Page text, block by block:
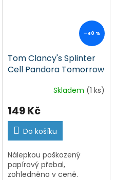
–40 %
Tom Clancy's Splinter
Cell Pandora Tomorrow
Skladem (1 ks)
149 Kč
Do košíku
Nálepkou poškozený
papírový přebal,
zohledněno v ceně.